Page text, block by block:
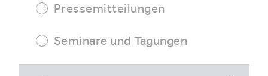
Pressemitteilungen
Seminare und Tagungen